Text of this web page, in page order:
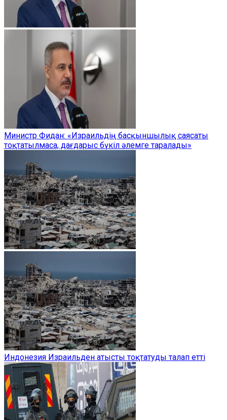
Министр Фидан: «Израильдің басқыншылық саясаты
тоқтатылмаса, дағдарыс бүкіл әлемге таралады»
Индонезия Израильден атысты тоқтатуды талап етті